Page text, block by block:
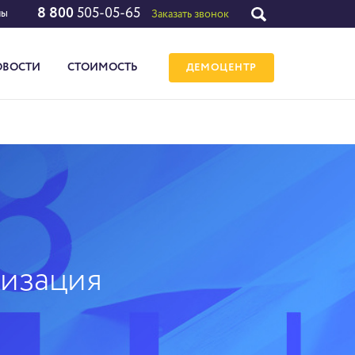
8 800 505-05-65 Заказать звонок
СТОИМОСТЬ ДЕМОЦЕНТР